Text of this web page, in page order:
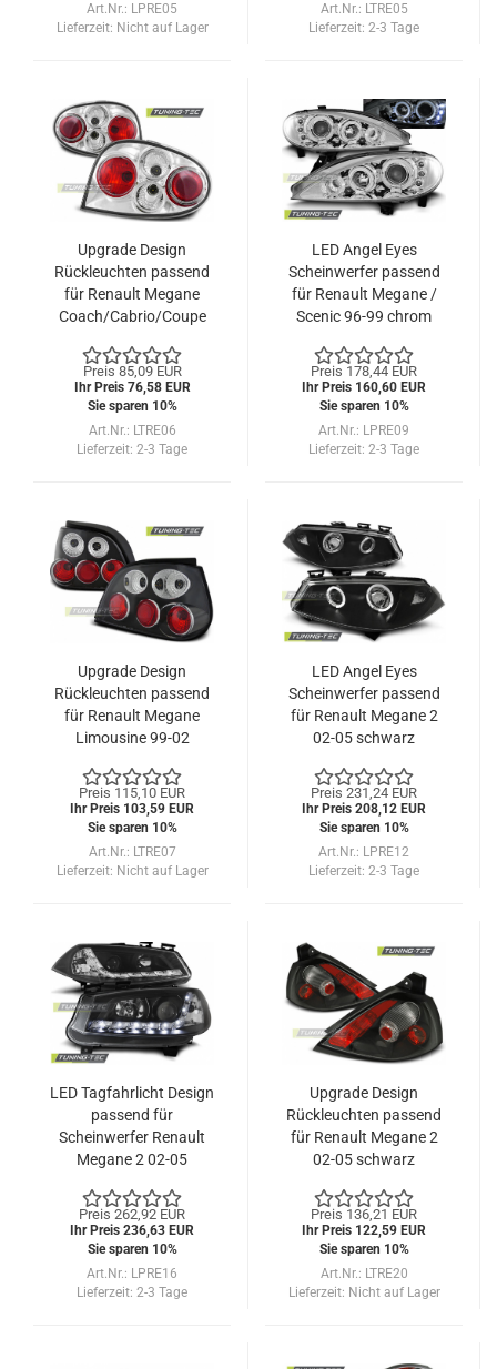
Art.Nr.: LPRE05
Lieferzeit: Nicht auf Lager
Art.Nr.: LTRE05
Lieferzeit: 2-3 Tage
Upgrade Design
Rückleuchten passend
für Renault Megane
Coach/Cabrio/Coupe
Preis 85,09 EUR
Ihr Preis 76,58 EUR
Sie sparen 10%
Art.Nr.: LTRE06
Lieferzeit: 2-3 Tage
LED Angel Eyes
Scheinwerfer passend
für Renault Megane /
Scenic 96-99 chrom
Preis 178,44 EUR
Ihr Preis 160,60 EUR
Sie sparen 10%
Art.Nr.: LPRE09
Lieferzeit: 2-3 Tage
Upgrade Design
Rückleuchten passend
für Renault Megane
Limousine 99-02
Preis 115,10 EUR
Ihr Preis 103,59 EUR
Sie sparen 10%
Art.Nr.: LTRE07
Lieferzeit: Nicht auf Lager
LED Angel Eyes
Scheinwerfer passend
für Renault Megane 2
02-05 schwarz
Preis 231,24 EUR
Ihr Preis 208,12 EUR
Sie sparen 10%
Art.Nr.: LPRE12
Lieferzeit: 2-3 Tage
LED Tagfahrlicht Design
passend für
Scheinwerfer Renault
Megane 2 02-05
Preis 262,92 EUR
Ihr Preis 236,63 EUR
Sie sparen 10%
Art.Nr.: LPRE16
Lieferzeit: 2-3 Tage
Upgrade Design
Rückleuchten passend
für Renault Megane 2
02-05 schwarz
Preis 136,21 EUR
Ihr Preis 122,59 EUR
Sie sparen 10%
Art.Nr.: LTRE20
Lieferzeit: Nicht auf Lager